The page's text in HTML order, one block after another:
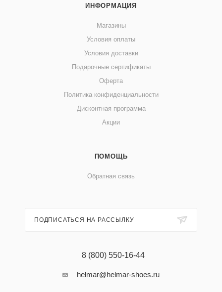
ИНФОРМАЦИЯ
Магазины
Условия оплаты
Условия доставки
Подарочные сертификаты
Оферта
Политика конфиденциальности
Дисконтная программа
Акции
ПОМОЩЬ
Обратная связь
ПОДПИСАТЬСЯ НА РАССЫЛКУ
8 (800) 550-16-44
helmar@helmar-shoes.ru